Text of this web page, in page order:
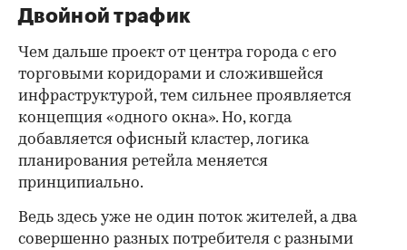
Двойной трафик
Чем дальше проект от центра города с его
торговыми коридорами и сложившейся
инфраструктурой, тем сильнее проявляется
концепция «одного окна». Но, когда
добавляется офисный кластер, логика
планирования ретейла меняется
принципиально.
Ведь здесь уже не один поток жителей, а два
совершенно разных потребителя с разными